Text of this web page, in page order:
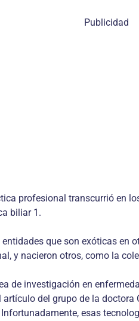
Publicidad
profesional transcurrió en
biliar 1.
que son exóticas
y nacieron otros, como la
de investigación en
del grupo de la
esas